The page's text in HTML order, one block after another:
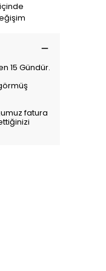
15 Gündür.
fatura